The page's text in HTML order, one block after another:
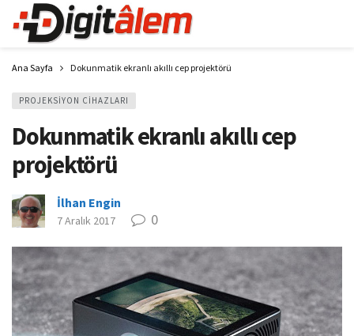
Ana Sayfa Dokunmatik ekranlı akıllı cep projektörü
PROJEKSIYON CIHAZLARI
Dokunmatik ekranlı akıllı cep
projektörü
İlhan Engin
7 Aralık 2017 0